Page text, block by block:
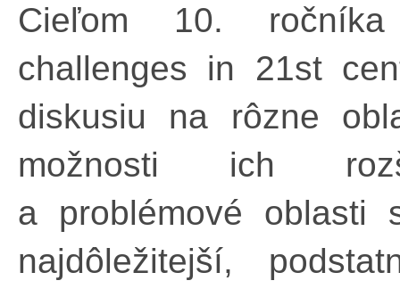
Cieľom 10. ročníka
challenges in 21st
diskusiu na rôzne
možnosti ich
a problémové oblasti
najdôležitejší,